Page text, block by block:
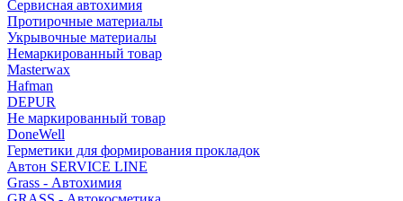
Сервисная автохимия
Протирочные материалы
Укрывочные материалы
Немаркированный товар
Masterwax
Hafman
DEPUR
Не маркированный товар
DoneWell
Герметики для формирования прокладок
Автон SERVICE LINE
Grass - Автохимия